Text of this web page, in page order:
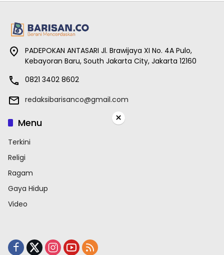
PADEPOKAN ANTASARI Jl. Brawijaya XI No. 4A Pulo,
Kebayoran Baru, South Jakarta City, Jakarta 12160
0821 3402 8602
redaksibarisanco@gmail.com
Menu
Terkini
Religi
Ragam
Gaya Hidup
Video
×